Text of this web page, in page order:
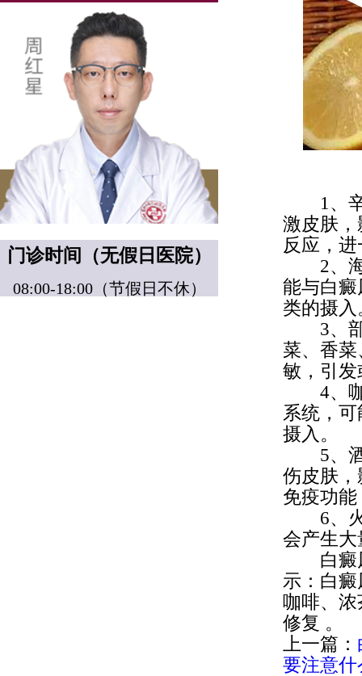
门诊时间（无假日医院）
08:00-18:00（节假日不休）
1、辛
激皮肤
反应，
2、海
能与白
类的摄入
3、部
菜、香
敏，引
4、咖
系统，
摄入。
5、酒
伤皮肤
免疫功
6、火
会产生
白癜
示：白
咖啡、
修复 。
上一篇：
要注意什